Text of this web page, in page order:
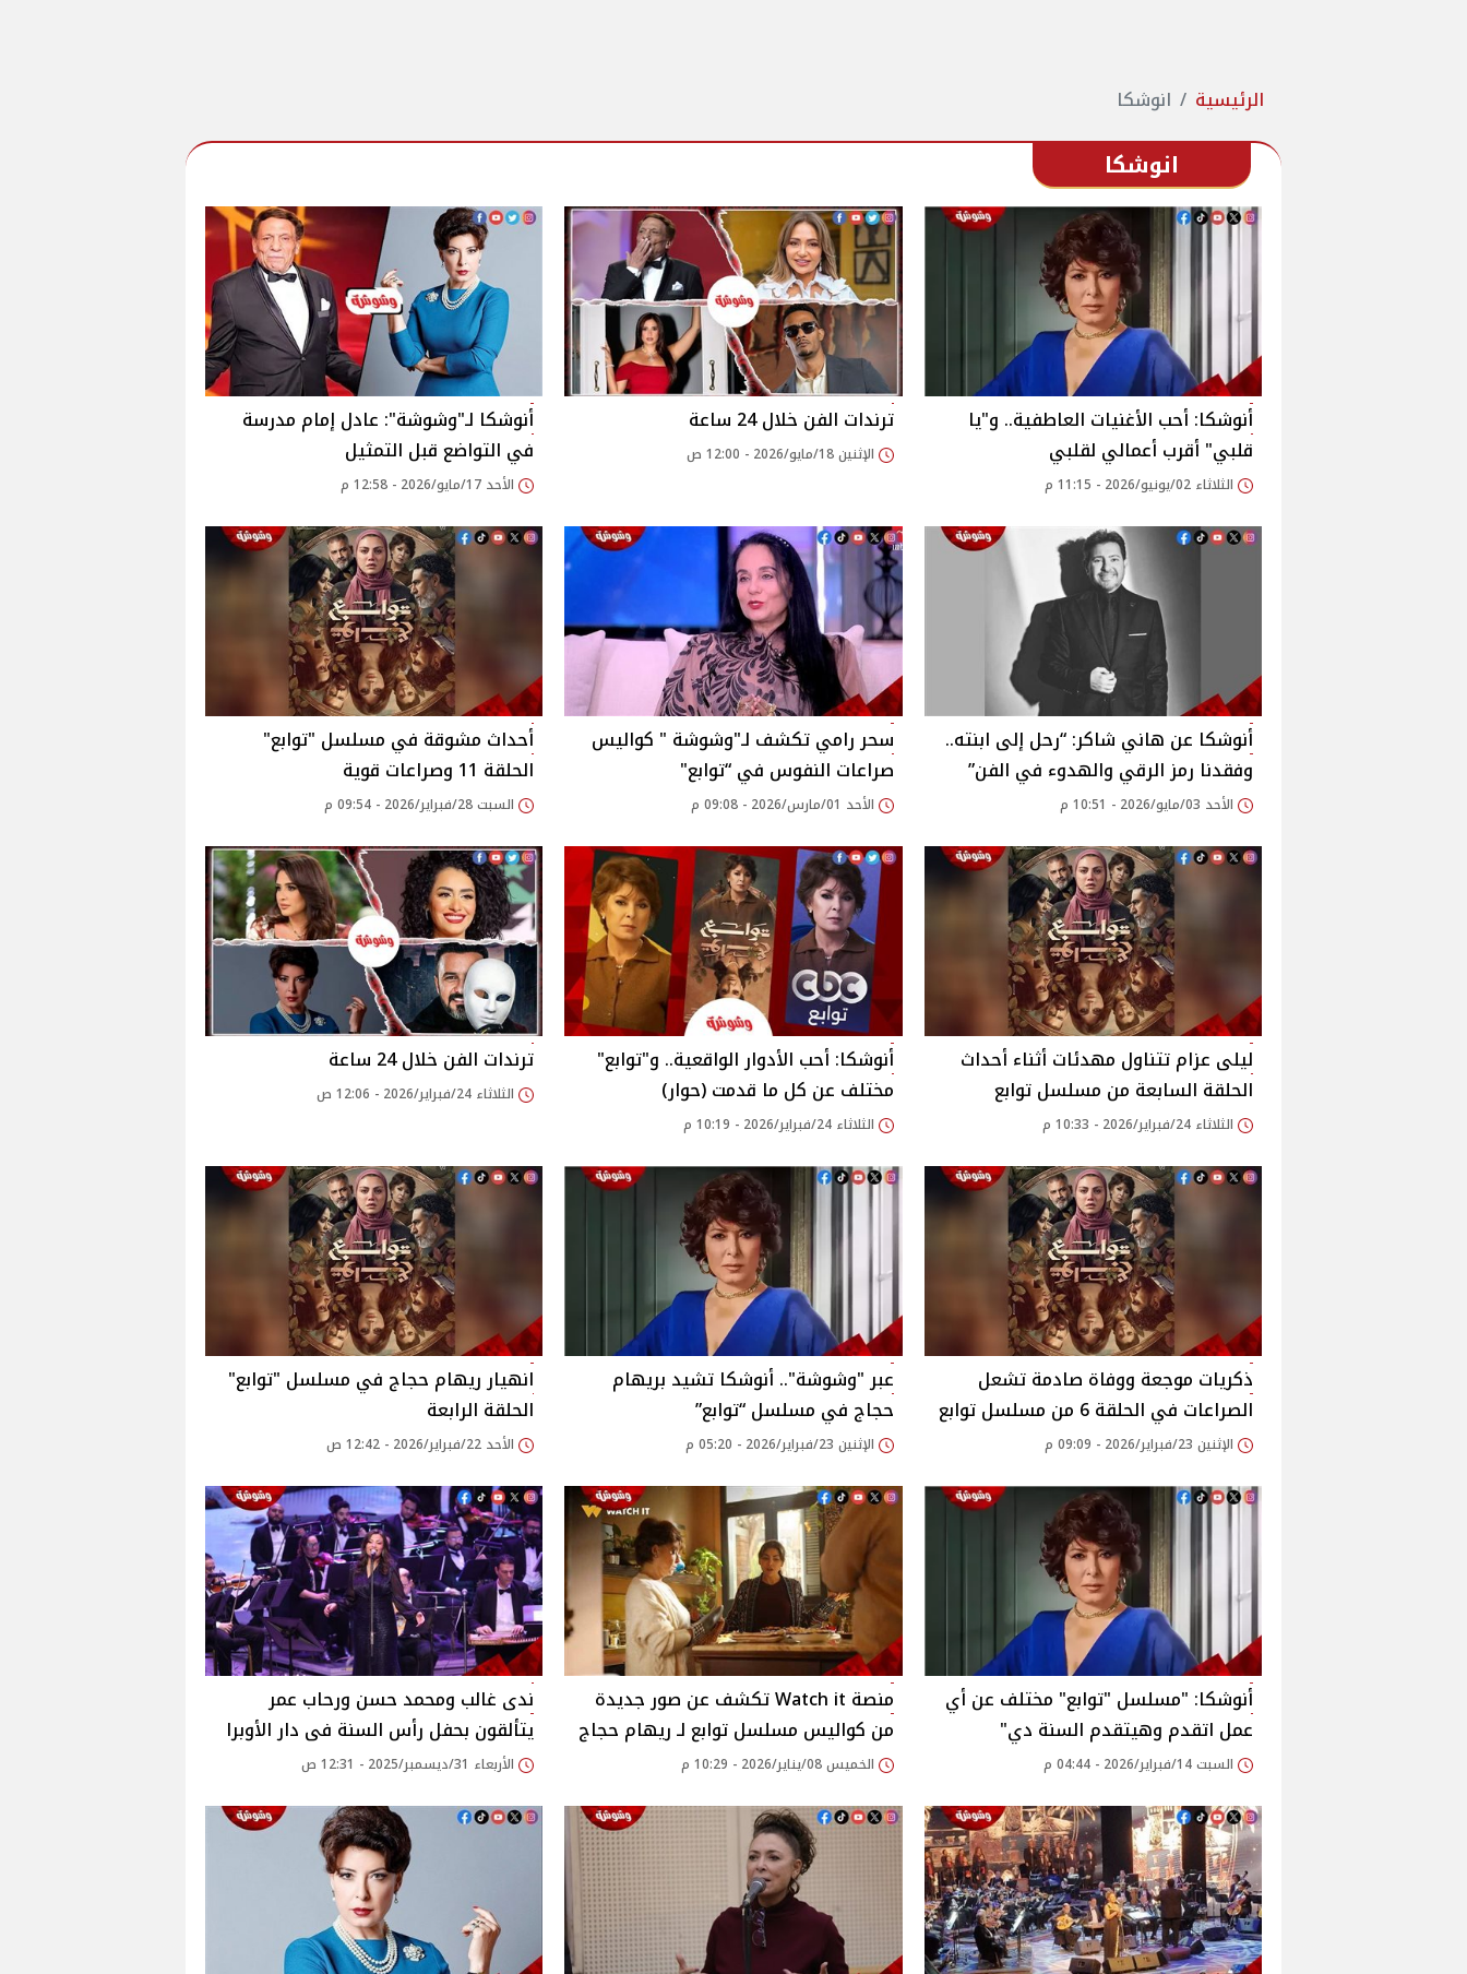
الرئيسية انوشكا
انوشكا
أنوشكا: أحب الأغنيات العاطفية.. و"يا
قلبي" أقرب أعمالي لقلبي
الثلاثاء 02/يونيو/2026 - 11:15 م
ترندات الفن خلال 24 ساعة
الإثنين 18/مايو/2026 - 12:00 ص
أنوشكا لـ"وشوشة": عادل إمام مدرسة
في التواضع قبل التمثيل
الأحد 17/مايو/2026 - 12:58 م
أنوشكا عن هاني شاكر: “رحل إلى ابنته..
وفقدنا رمز الرقي والهدوء في الفن”
الأحد 03/مايو/2026 - 10:51 م
سحر رامي تكشف لـ"وشوشة " كواليس
صراعات النفوس في “توابع"
الأحد 01/مارس/2026 - 09:08 م
أحداث مشوقة في مسلسل "توابع"
الحلقة 11 وصراعات قوية
السبت 28/فبراير/2026 - 09:54 م
ليلى عزام تتناول مهدئات أثناء أحداث
الحلقة السابعة من مسلسل توابع
الثلاثاء 24/فبراير/2026 - 10:33 م
أنوشكا: أحب الأدوار الواقعية.. و"توابع"
مختلف عن كل ما قدمت (حوار)
الثلاثاء 24/فبراير/2026 - 10:19 م
ترندات الفن خلال 24 ساعة
الثلاثاء 24/فبراير/2026 - 12:06 ص
ذكريات موجعة ووفاة صادمة تشعل
الصراعات في الحلقة 6 من مسلسل توابع
الإثنين 23/فبراير/2026 - 09:09 م
عبر "وشوشة".. أنوشكا تشيد بريهام
حجاج في مسلسل “توابع”
الإثنين 23/فبراير/2026 - 05:20 م
انهيار ريهام حجاج في مسلسل "توابع"
الحلقة الرابعة
الأحد 22/فبراير/2026 - 12:42 ص
أنوشكا: "مسلسل "توابع" مختلف عن أي
عمل اتقدم وهيتقدم السنة دي"
السبت 14/فبراير/2026 - 04:44 م
منصة Watch it تكشف عن صور جديدة
من كواليس مسلسل توابع لـ ريهام حجاج
الخميس 08/يناير/2026 - 10:29 م
ندى غالب ومحمد حسن ورحاب عمر
يتألقون بحفل رأس السنة فى دار الأوبرا
الأربعاء 31/ديسمبر/2025 - 12:31 ص